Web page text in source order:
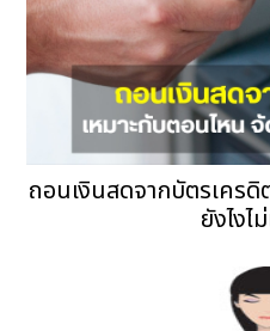
ถอนเงินสดจากบัตรเครดิ
ยังไงไ